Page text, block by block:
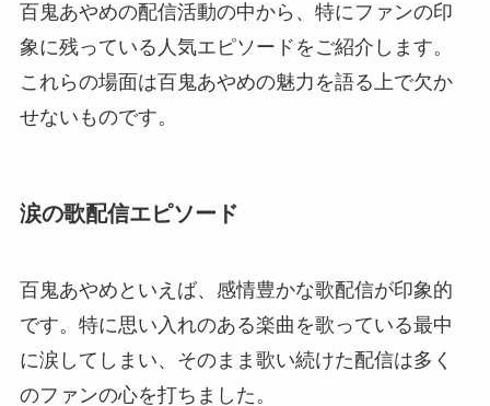
百鬼あやめの配信活動の中から、特にファンの印
象に残っている人気エピソードをご紹介します。
これらの場面は百鬼あやめの魅力を語る上で欠か
せないものです。
涙の歌配信エピソード
百鬼あやめといえば、感情豊かな歌配信が印象的
です。特に思い入れのある楽曲を歌っている最中
に涙してしまい、そのまま歌い続けた配信は多く
のファンの心を打ちました。